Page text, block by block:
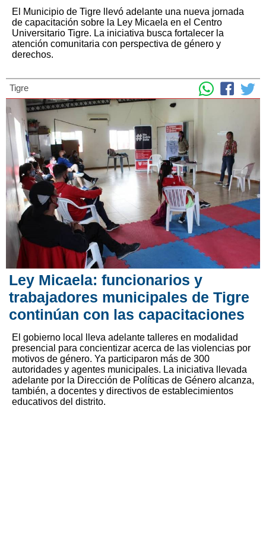
El Municipio de Tigre llevó adelante una nueva jornada
de capacitación sobre la Ley Micaela en el Centro
Universitario Tigre. La iniciativa busca fortalecer la
atención comunitaria con perspectiva de género y
derechos.
Tigre
Ley Micaela: funcionarios y
trabajadores municipales de Tigre
continúan con las capacitaciones
El gobierno local lleva adelante talleres en modalidad
presencial para concientizar acerca de las violencias por
motivos de género. Ya participaron más de 300
autoridades y agentes municipales. La iniciativa llevada
adelante por la Dirección de Políticas de Género alcanza,
también, a docentes y directivos de establecimientos
educativos del distrito.